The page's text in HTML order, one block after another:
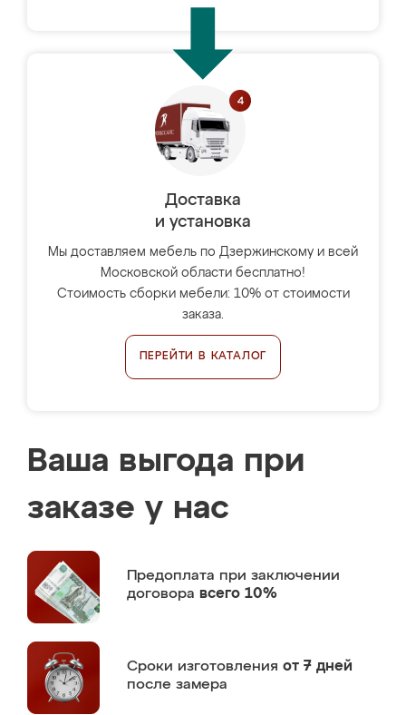
Доставка
и установка
Мы доставляем мебель по Дзержинскому и всей
Московской области бесплатно!
Стоимость сборки мебели: 10% от стоимости
заказа.
ПЕРЕЙТИ В КАТАЛОГ
Ваша выгода при
заказе у нас
Предоплата при заключении
договора всего 10%
Сроки изготовления от 7 дней
после замера